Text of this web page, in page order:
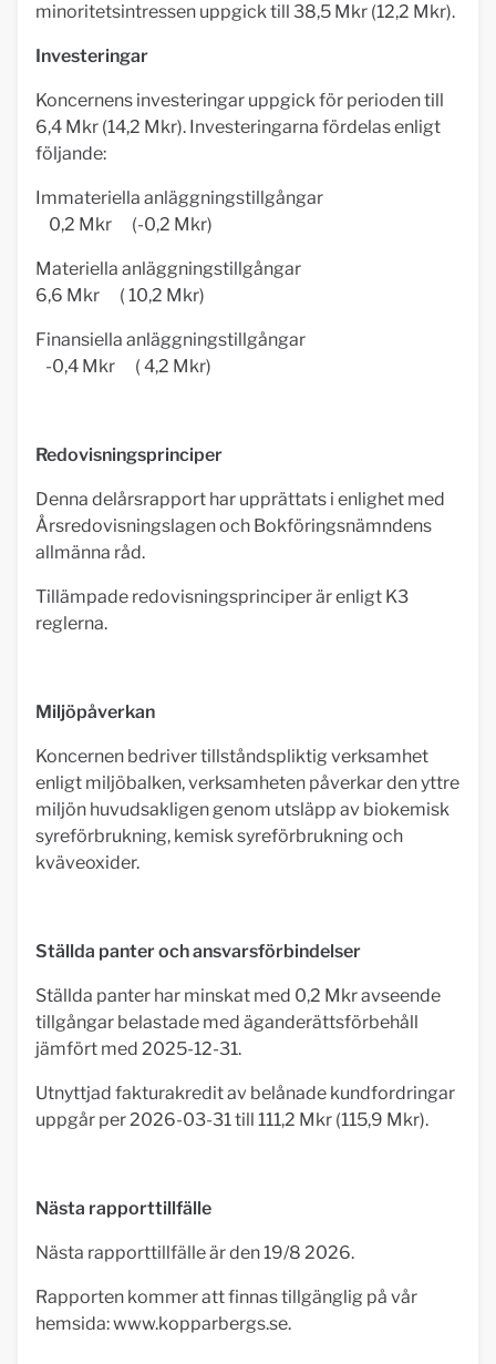
minoritetsintressen uppgick till 38,5 Mkr (12,2 Mkr).
Investeringar
Koncernens investeringar uppgick för perioden till
6,4 Mkr (14,2 Mkr). Investeringarna fördelas enligt
följande:
Immateriella anläggningstillgångar
0,2 Mkr (-0,2 Mkr)
Materiella anläggningstillgångar
6,6 Mkr ( 10,2 Mkr)
Finansiella anläggningstillgångar
-0,4 Mkr ( 4,2 Mkr)
Redovisningsprinciper
Denna delårsrapport har upprättats i enlighet med
Årsredovisningslagen och Bokföringsnämndens
allmänna råd.
Tillämpade redovisningsprinciper är enligt K3
reglerna.
Miljöpåverkan
Koncernen bedriver tillståndspliktig verksamhet
enligt miljöbalken, verksamheten påverkar den yttre
miljön huvudsakligen genom utsläpp av biokemisk
syreförbrukning, kemisk syreförbrukning och
kväveoxider.
Ställda panter och ansvarsförbindelser
Ställda panter har minskat med 0,2 Mkr avseende
tillgångar belastade med äganderättsförbehåll
jämfört med 2025-12-31.
Utnyttjad fakturakredit av belånade kundfordringar
uppgår per 2026-03-31 till 111,2 Mkr (115,9 Mkr).
Nästa rapporttillfälle
Nästa rapporttillfälle är den 19/8 2026.
Rapporten kommer att finnas tillgänglig på vår
hemsida: www.kopparbergs.se.